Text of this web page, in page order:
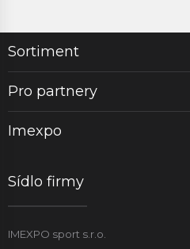
Sortiment
Pro partnery
Imexpo
Sídlo firmy
IMEXPO sport s.r.o.